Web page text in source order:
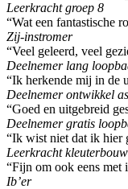
Leerkracht groep 8
“Wat een fantastische
Zij-instromer
“Veel geleerd, veel
Deelnemer lang
“Ik herkende mij in de
Deelnemer ontwikkel
“Goed en uitgebreid
Deelnemer gratis
“Ik wist niet dat ik hier
Leerkracht kleuterbouw
“Fijn om ook eens met
Ib’er